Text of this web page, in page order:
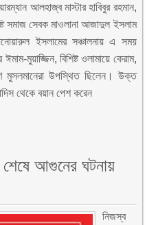
আলহাজ্ব মাস্টার হাবিবুর রহমান,
সমাজ সেবক মাওলানা আজাদুল ইসলাম
ইসলামের সঞ্চালনায় এ সময়
মুয়াজ্জিন, বিশিষ্ট ওলামায়ে কেরাম,
মুসলমানেরা উপস্থিত ছিলেন। উক্ত
থেকে বয়ান পেশ করেন
আগুনের ঘটনায়
নিজস্ব